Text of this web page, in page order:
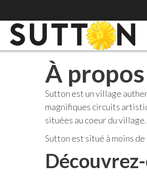
À
Sutton est un village
magnifiques circuits
situées au coeur du village.
Sutton est situé à moins